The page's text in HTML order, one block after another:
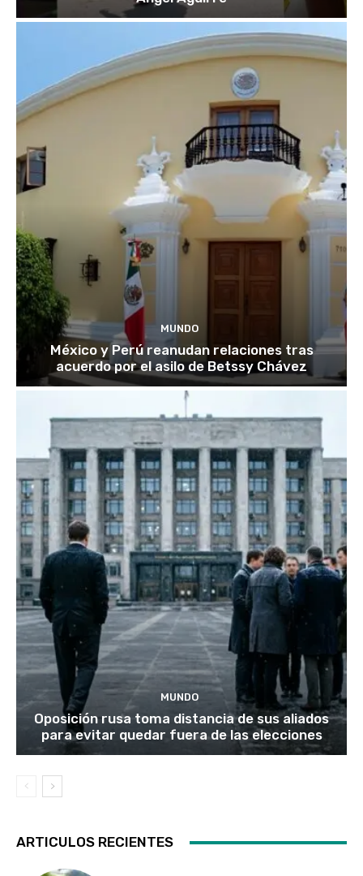
MUNDO
México y Perú reanudan relaciones tras
acuerdo por el asilo de Betssy Chávez
MUNDO
Oposición rusa toma distancia de sus aliados
para evitar quedar fuera de las elecciones
ARTICULOS RECIENTES